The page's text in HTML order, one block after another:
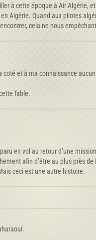
à cette époque à Air Algérie,
Algérie. Quand aux pilotes
cela ne nous
et à ma connaissance
fable.
en vol au retour d’une
afin d’être au plus près
ceci est une autre histoire.